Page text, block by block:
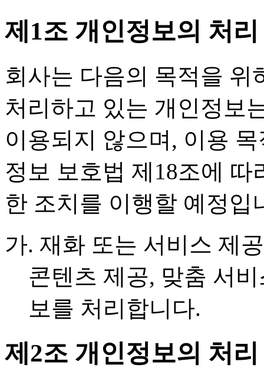
제1조 개인정보의 처
회사는 다음의 목적을 위
처리하고 있는 개인정보
이용되지 않으며, 이용
정보 보호법 제18조에
한 조치를 이행할 예정입
가. 재화 또는 서비스 제공
콘텐츠 제공, 맞춤 서
보를 처리합니다.
제2조 개인정보의 처